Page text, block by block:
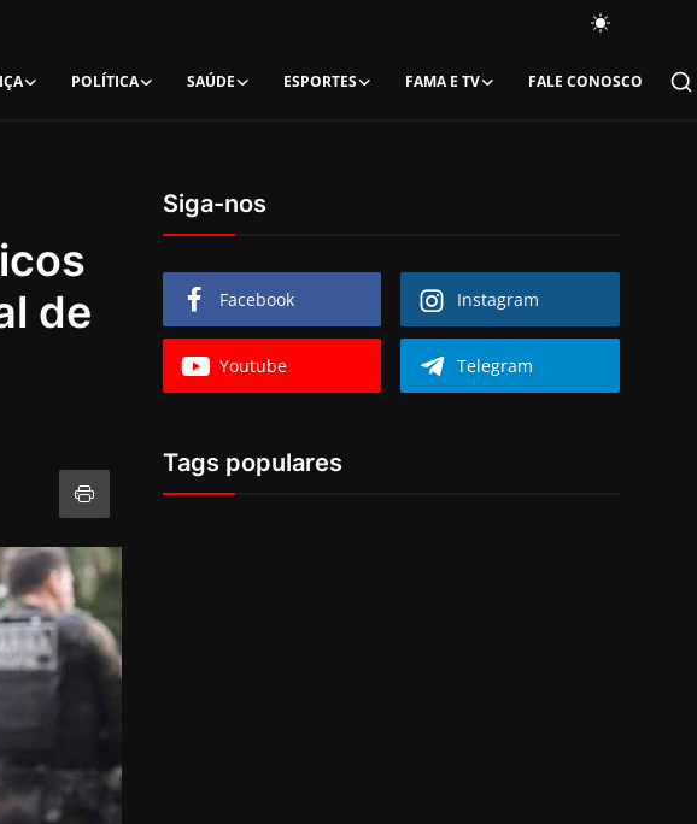
POLÍTICA SAÚDE ESPORTES FAMA E TV FALE CONOSCO
de
Siga-nos
Facebook Instagram
Youtube Telegram
Tags populares